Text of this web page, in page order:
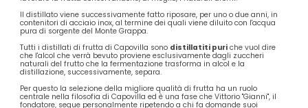
Il distillato viene successivamente fatto riposare, per uno o due anni, in
contenitori di acciaio inox, al termine dei quali viene diluito con l'acqua
pura di sorgente del Monte Grappa.
Tutti i distillati di frutta di Capovilla sono distillatiti puri che vuol dire
che l'alcol che verrà bevuto proviene esclusivamente dagli zuccheri
naturali del frutto che la fermentazione trasforma in alcol e la
distillazione, successivamente, separa.
Per questo la selezione della migliore qualità di frutta ha un ruolo
centrale nella filosofia di Capovilla ed è una fase che Vittorio "Gianni", il
fondatore, segue personalmente ripetendo a chi fa domande suoi